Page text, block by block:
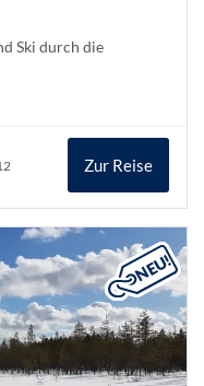
Ski durch die
Zur Reise